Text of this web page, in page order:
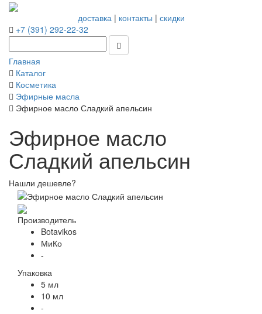
доставка| контакты | скидки
+7 (391) 292-22-32
Главная
Каталог
Косметика
Эфирные масла
Эфирное масло Сладкий апельсин
Эфирное масло
Сладкий апельсин
Нашли дешевле?
Производитель
Botavikos
МиКо
-
Упаковка
5 мл
10 мл
-